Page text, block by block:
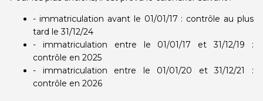
- immatriculation avant le 01/01/17 : contrôle au plus
tard le 31/12/24
- immatriculation entre le 01/01/17 et 31/12/19 :
contrôle en 2025
- immatriculation entre le 01/01/20 et 31/12/21 :
contrôle en 2026